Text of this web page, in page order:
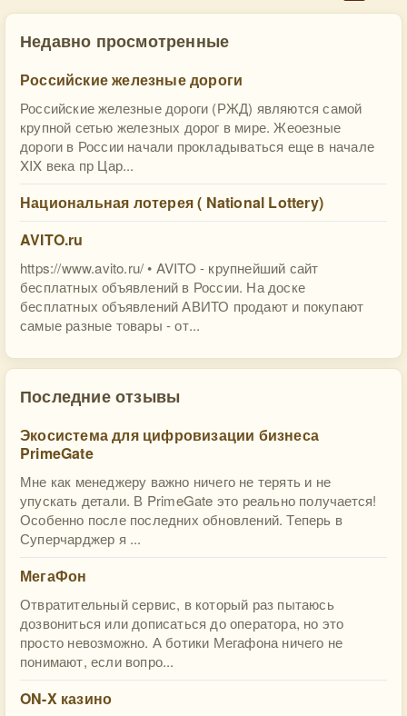
Недавно просмотренные
Российские железные дороги
Российские железные дороги (РЖД) являются самой
крупной сетью железных дорог в мире. Жеоезные
дороги в России начали прокладываться еще в начале
XIX века пр Цар...
Национальная лотерея ( National Lottery)
AVITO.ru
https://www.avito.ru/ • AVITO - крупнейший сайт
бесплатных объявлений в России. На доске
бесплатных объявлений АВИТО продают и покупают
самые разные товары - от...
Последние отзывы
Экосистема для цифровизации бизнеса
PrimeGate
Мне как менеджеру важно ничего не терять и не
упускать детали. В PrimeGate это реально получается!
Особенно после последних обновлений. Теперь в
Суперчарджер я ...
МегаФон
Отвратительный сервис, в который раз пытаюсь
дозвониться или дописаться до оператора, но это
просто невозможно. А ботики Мегафона ничего не
понимают, если вопро...
ON-X казино